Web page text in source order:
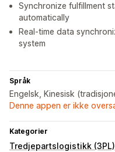
Synchronize fulfillment
automatically
Real-time data
system
Språk
Engelsk, Kinesisk
Denne appen er ikke
Kategorier
Tredjepartslogistikk (3PL)